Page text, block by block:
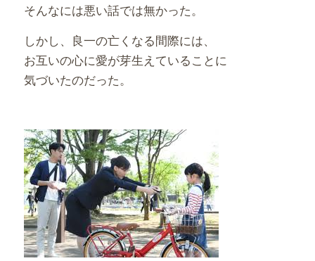
そんなには悪い話では無かった。
しかし、良一の亡くなる間際には、
お互いの心に愛が芽生えていることに
気づいたのだった。